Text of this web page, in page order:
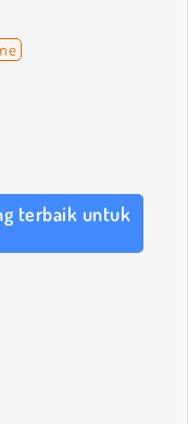
terbaik untuk